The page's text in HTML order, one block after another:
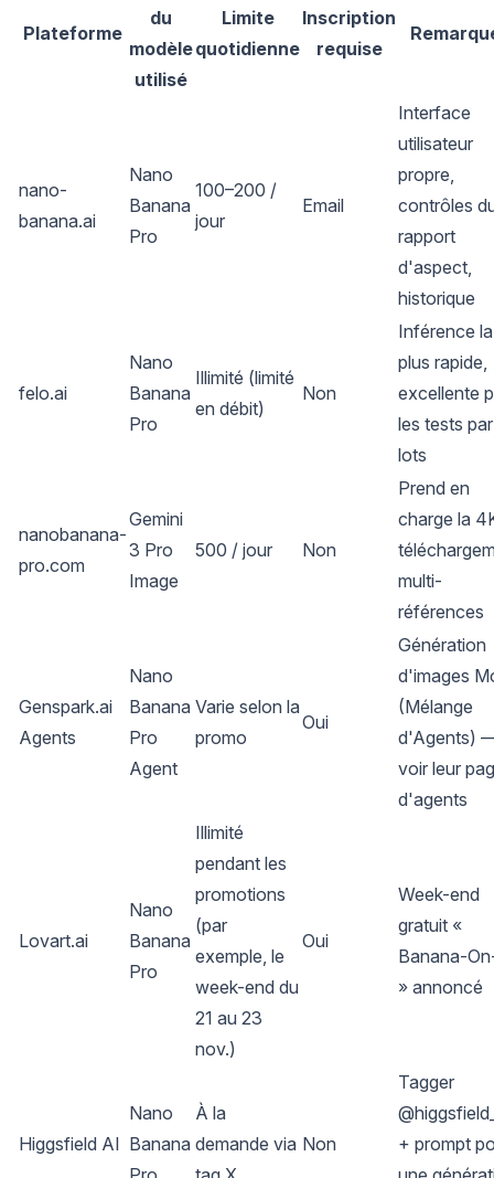
Plateforme
du
modèle
utilisé
Limite
quotidienne
Inscription
requise
nano-
banana.ai
Nano
Banana
Pro
100–200 /
jour
Email
Interface
utilisateur
propre,
contrôles
rapport
d'aspect,
historique
felo.ai
Nano
Banana
Pro
Illimité (limité
en débit)
Non
Inférence la
plus rapide,
excellente
les tests par
lots
nanobanana-
pro.com
Gemini
3 Pro
Image
500 / jour Non
Prend en
charge la
multi-
références
Genspark.ai
Agents
Nano
Banana
Pro
Agent
Varie selon la
promo
Oui
Génération
d'images
(Mélange
d'Agents)
voir leur
d'agents
Lovart.ai
Nano
Banana
Pro
Illimité
pendant les
promotions
(par
exemple, le
week-end du
21 au 23
nov.)
Oui
Week-end
gratuit «
Banana-
» annoncé
Higgsfield AI
Nano
Banana
À la
demande via Non
Tagger
+ prompt